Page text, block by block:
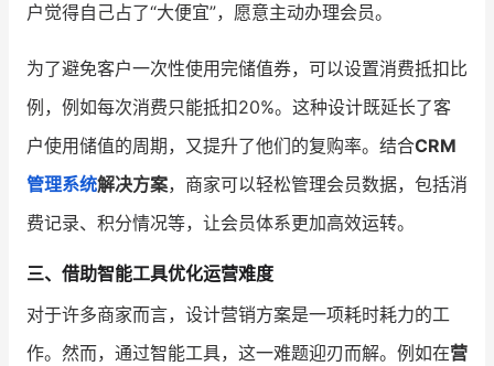
户觉得自己占了“大便宜”，愿意主动办理会员。
为了避免客户一次性使用完储值券，可以设置消费抵扣比
例，例如每次消费只能抵扣20%。这种设计既延长了客
户使用储值的周期，又提升了他们的复购率。结合CRM
管理系统解决方案，商家可以轻松管理会员数据，包括消
费记录、积分情况等，让会员体系更加高效运转。
三、借助智能工具优化运营难度
对于许多商家而言，设计营销方案是一项耗时耗力的工
作。然而，通过智能工具，这一难题迎刃而解。例如在营